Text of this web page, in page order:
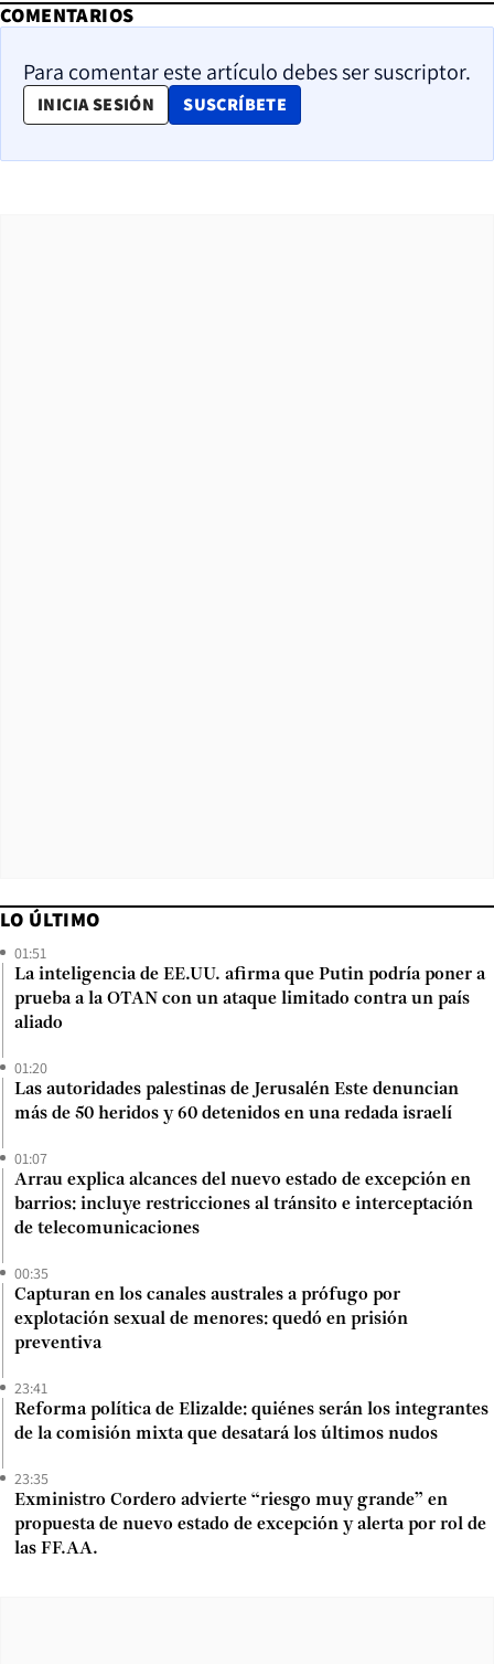
COMENTARIOS
Para comentar este artículo debes ser suscriptor.
INICIA SESIÓN SUSCRÍBETE
OPENS IN NEW WINDOW
LO ÚLTIMO
01:51
La inteligencia de EE.UU. afirma que Putin podría poner a
prueba a la OTAN con un ataque limitado contra un país
aliado
01:20
Las autoridades palestinas de Jerusalén Este denuncian
más de 50 heridos y 60 detenidos en una redada israelí
01:07
Arrau explica alcances del nuevo estado de excepción en
barrios: incluye restricciones al tránsito e interceptación
de telecomunicaciones
00:35
Capturan en los canales australes a prófugo por
explotación sexual de menores: quedó en prisión
preventiva
23:41
Reforma política de Elizalde: quiénes serán los integrantes
de la comisión mixta que desatará los últimos nudos
23:35
Exministro Cordero advierte “riesgo muy grande” en
propuesta de nuevo estado de excepción y alerta por rol de
las FF.AA.